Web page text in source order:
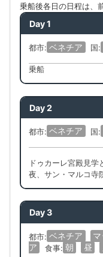
乗船後各日の日程は、
Day 1
都市: ベネチア 国:
乗船
Day 2
都市: ベネチア 国:
ドゥカーレ宮殿見
夜、サン・マルコ寺
Day 3
都市: ベネチア マ
ア
食事: 朝 昼